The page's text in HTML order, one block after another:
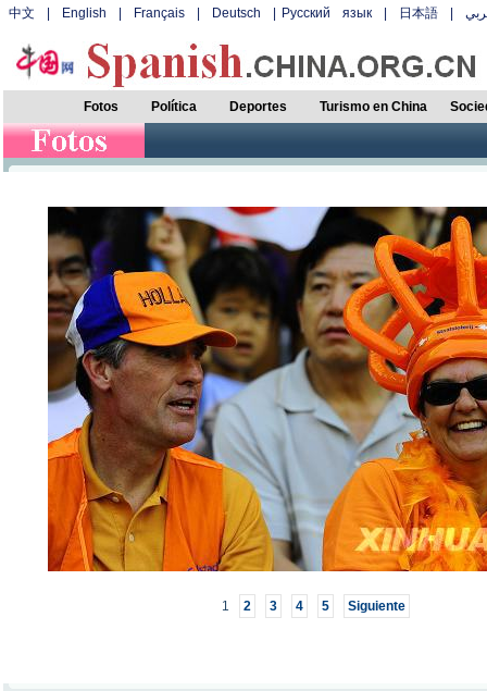
中文 English Français Deutsch Русский язык 日本語
Fotos Política Deportes Turismo en China
1 2 3 4 5 Siguiente